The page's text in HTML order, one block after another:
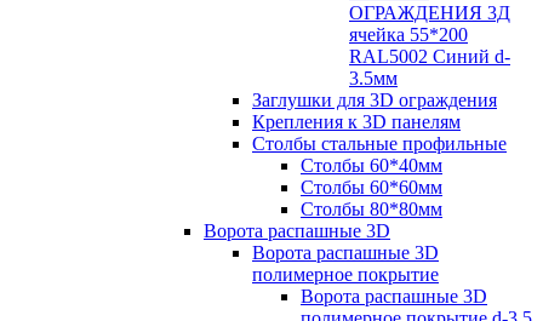
ОГРАЖДЕНИЯ 3Д
ячейка 55*200
RAL5002 Синий d-
3.5мм
Заглушки для 3D ограждения
Крепления к 3D панелям
Столбы стальные профильные
Столбы 60*40мм
Столбы 60*60мм
Столбы 80*80мм
Ворота распашные 3D
Ворота распашные 3D
полимерное покрытие
Ворота распашные 3D